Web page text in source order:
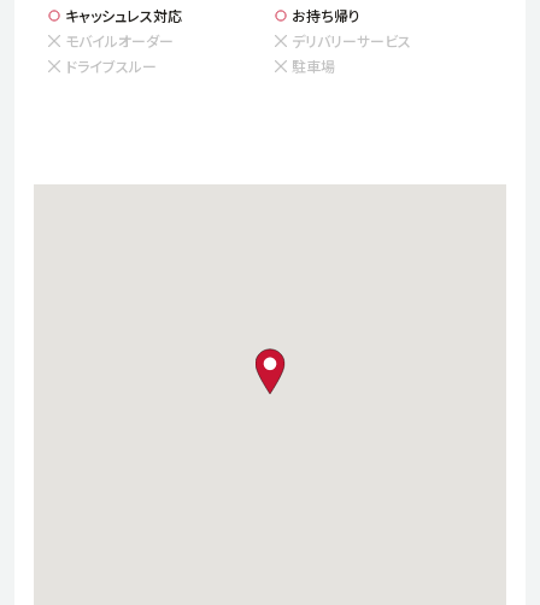
キャッシュレス対応
お持ち帰り
モバイルオーダー
デリバリーサービス
ドライブスルー
駐車場
map pin